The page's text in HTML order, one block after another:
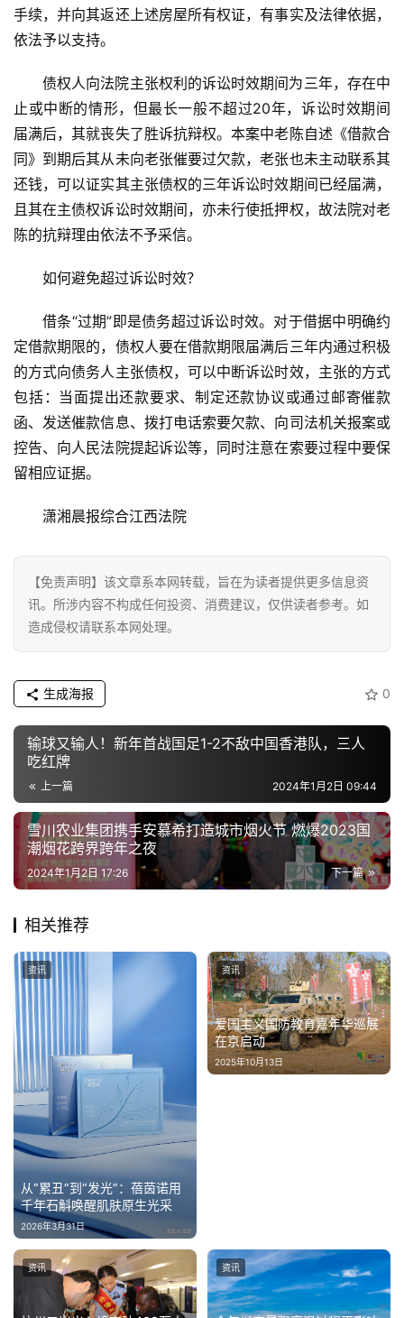
首
页
资
讯
费
生
活
科
技
育
专
汽
车
新
能
源
手续，并向其返还上述房屋所有权证，有事实及法律依据，
依法予以支持。
债权人向法院主张权利的诉讼时效期间为三年，存在中
止或中断的情形，但最长一般不超过20年，诉讼时效期间
届满后，其就丧失了胜诉抗辩权。本案中老陈自述《借款合
同》到期后其从未向老张催要过欠款，老张也未主动联系其
还钱，可以证实其主张债权的三年诉讼时效期间已经届满，
且其在主债权诉讼时效期间，亦未行使抵押权，故法院对老
陈的抗辩理由依法不予采信。
如何避免超过诉讼时效？
借条“过期”即是债务超过诉讼时效。对于借据中明确约
定借款期限的，债权人要在借款期限届满后三年内通过积极
的方式向债务人主张债权，可以中断诉讼时效，主张的方式
包括：当面提出还款要求、制定还款协议或通过邮寄催款
函、发送催款信息、拨打电话索要欠款、向司法机关报案或
控告、向人民法院提起诉讼等，同时注意在索要过程中要保
留相应证据。
潇湘晨报综合江西法院
【免责声明】该文章系本网转载，旨在为读者提供更多信息资
讯。所涉内容不构成任何投资、消费建议，仅供读者参考。如
造成侵权请联系本网处理。
0
生成海报
输球又输人！新年首战国足1-2不敌中国香港队，三人
吃红牌
上一篇 2024年1月2日 09:44
雪川农业集团携手安慕希打造城市烟火节 燃爆2023国
潮烟花跨界跨年之夜
下一篇
2024年1月2日 17:26
相关推荐
从“累丑”到“发光”：蓓茵诺用
千年石斛唤醒肌肤原生光采
2026年3月31日
资讯
爱国主义国防教育嘉年华巡展
在京启动
2025年10月13日
资讯
资讯 资讯